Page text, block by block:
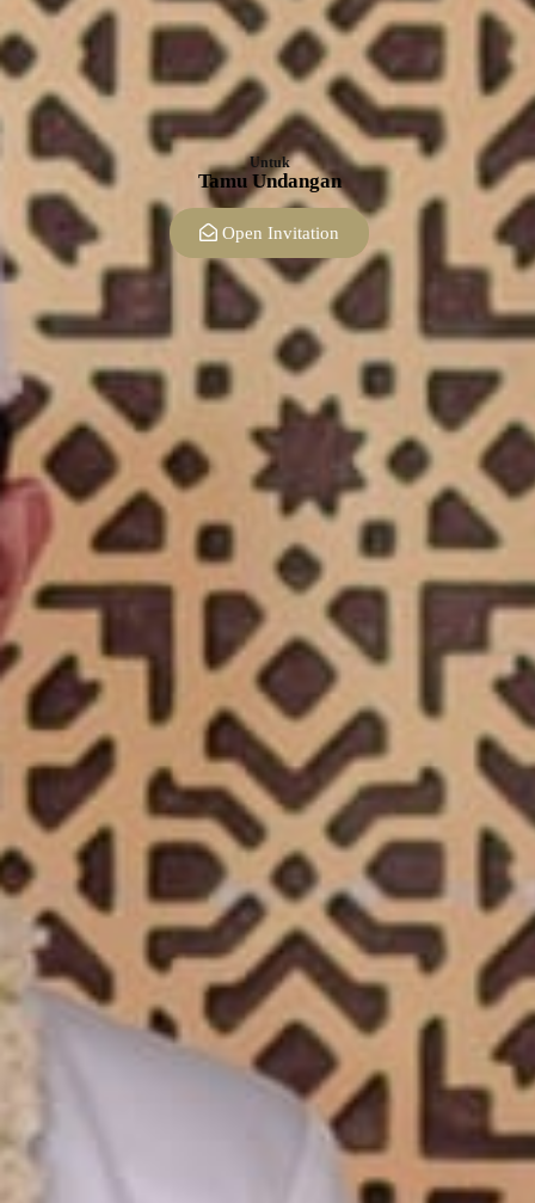
Untuk
Tamu Undangan
Open Invitation